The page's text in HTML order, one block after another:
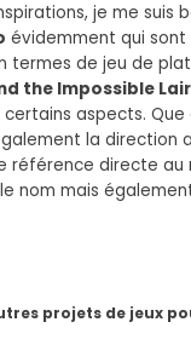
je me suis
évidemment qui sont
termes de jeu de
the Impossible Lair
certains aspects.
la direction
référence directe au
nom mais
projets de jeux